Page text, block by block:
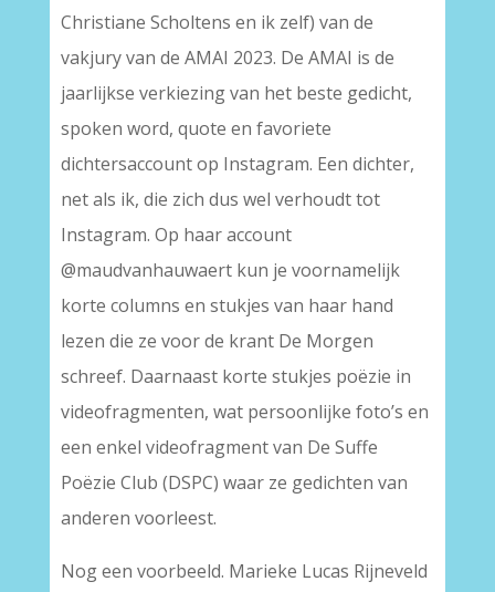
Christiane Scholtens en ik zelf) van de
vakjury van de AMAI 2023. De AMAI is de
jaarlijkse verkiezing van het beste gedicht,
spoken word, quote en favoriete
dichtersaccount op Instagram. Een dichter,
net als ik, die zich dus wel verhoudt tot
Instagram. Op haar account
@maudvanhauwaert kun je voornamelijk
korte columns en stukjes van haar hand
lezen die ze voor de krant De Morgen
schreef. Daarnaast korte stukjes poëzie in
videofragmenten, wat persoonlijke foto’s en
een enkel videofragment van De Suffe
Poëzie Club (DSPC) waar ze gedichten van
anderen voorleest.
Nog een voorbeeld. Marieke Lucas Rijneveld